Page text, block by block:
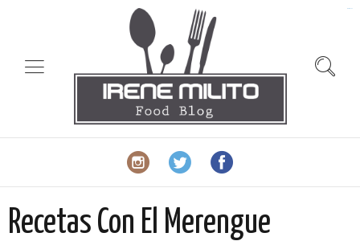
Recetas Con El Merengue